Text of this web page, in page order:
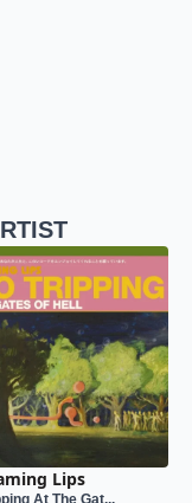
Lips
At The Gat...